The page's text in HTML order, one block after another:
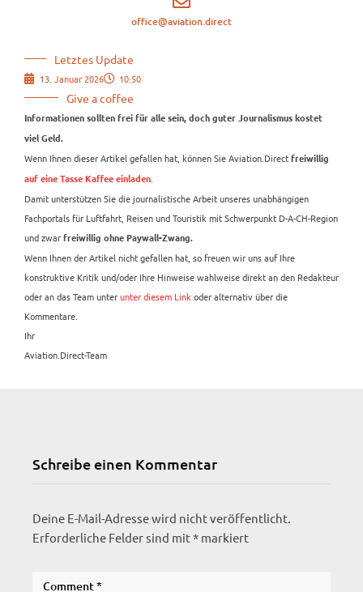
office@aviation.direct
Letztes Update
13. Januar 2026 10:50
Give a coffee
Informationen sollten frei für alle sein, doch guter Journalismus kostet
viel Geld.
Wenn Ihnen dieser Artikel gefallen hat, können Sie Aviation.Direct freiwillig
auf eine Tasse Kaffee einladen
Damit unterstützen Sie die journalistische Arbeit unseres unabhängigen
Fachportals für Luftfahrt, Reisen und Touristik mit Schwerpunkt D-A-CH-Region
und zwar freiwillig ohne Paywall-Zwang.
Wenn Ihnen der Artikel nicht gefallen hat, so freuen wir uns auf Ihre
konstruktive Kritik und/oder Ihre Hinweise wahlweise direkt an den Redakteur
oder an das Team unterunter diesem Link oder alternativ über die
Kommentare.
Ihr
Aviation.Direct-Team
Schreibe einen Kommentar
Deine E-Mail-Adresse wird nicht veröffentlicht.
Erforderliche Felder sind mit* markiert